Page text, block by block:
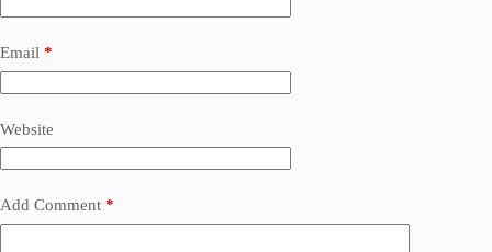
Email *
Website
Add Comment *